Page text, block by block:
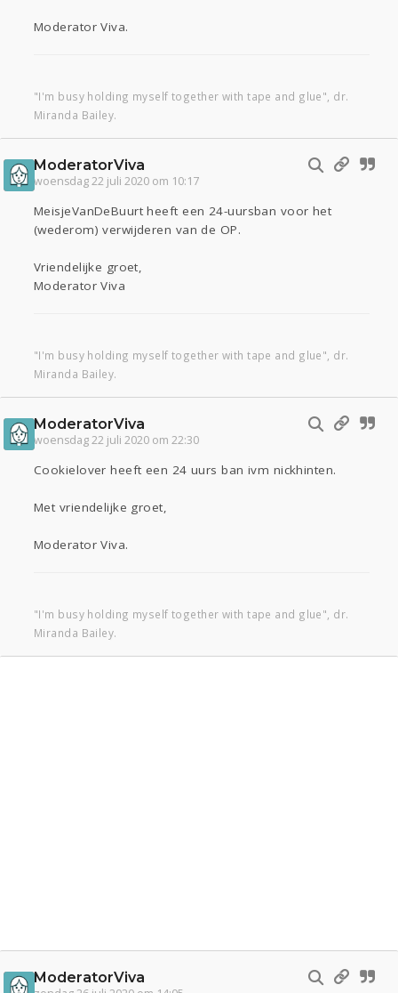
Moderator Viva.
"I'm busy holding myself together with tape and glue", dr.
Miranda Bailey.
ModeratorViva
woensdag 22 juli 2020 om 10:17
MeisjeVanDeBuurt heeft een 24-uursban voor het
(wederom) verwijderen van de OP.
Vriendelijke groet,
Moderator Viva
"I'm busy holding myself together with tape and glue", dr.
Miranda Bailey.
ModeratorViva
woensdag 22 juli 2020 om 22:30
Cookielover heeft een 24 uurs ban ivm nickhinten.
Met vriendelijke groet,
Moderator Viva.
"I'm busy holding myself together with tape and glue", dr.
Miranda Bailey.
ModeratorViva